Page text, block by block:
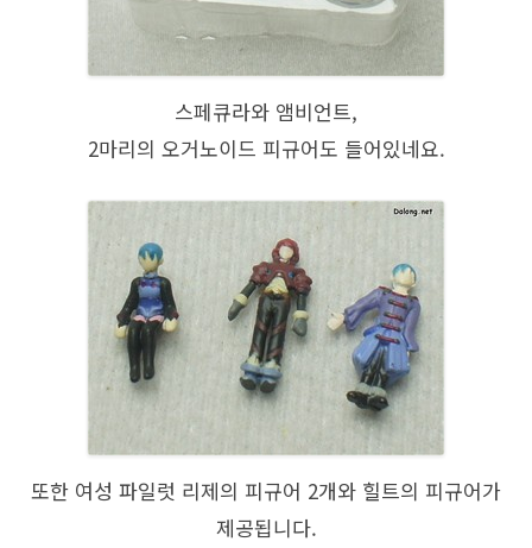
스페큐라와 앰비언트,
2마리의 오거노이드 피규어도 들어있네요.
또한 여성 파일럿 리제의 피규어 2개와 힐트의 피규어가
제공됩니다.